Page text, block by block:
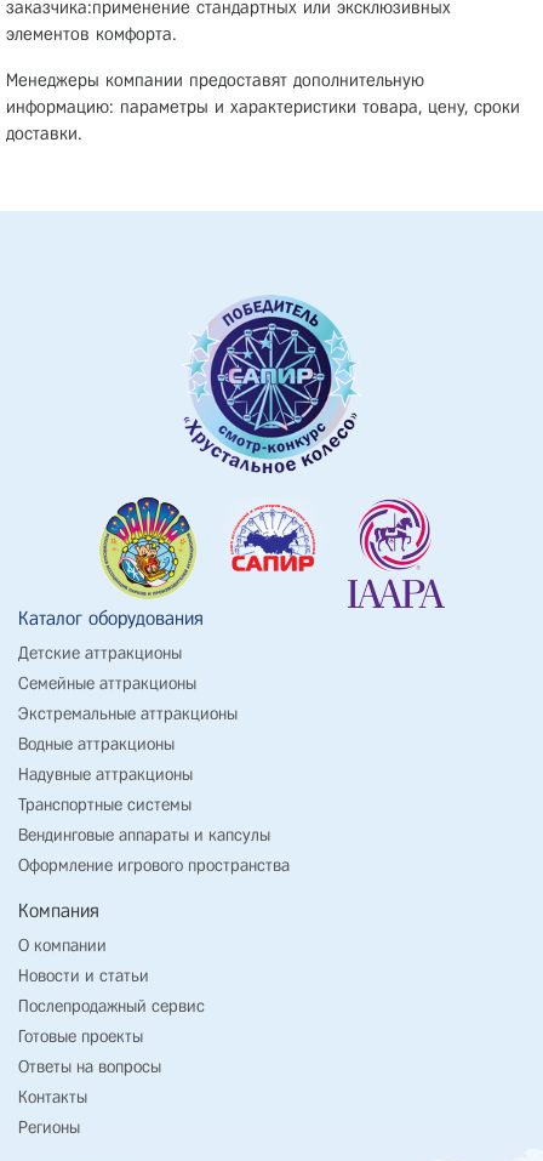
заказчика:применение стандартных или эксклюзивных
элементов комфорта.
Менеджеры компании предоставят дополнительную
информацию: параметры и характеристики товара, цену, сроки
доставки.
Каталог оборудования
Детские аттракционы
Семейные аттракционы
Экстремальные аттракционы
Водные аттракционы
Надувные аттракционы
Транспортные системы
Вендинговые аппараты и капсулы
Оформление игрового пространства
Компания
О компании
Новости и статьи
Послепродажный сервис
Готовые проекты
Ответы на вопросы
Контакты
Регионы